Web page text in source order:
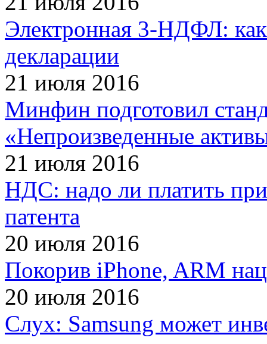
Электронная 3-НДФЛ:
декларации
21 июля 2016
Минфин подготовил
«Непроизведенные
21 июля 2016
НДС: надо ли платить
патента
20 июля 2016
Покорив iPhone, ARM
20 июля 2016
Слух: Samsung может